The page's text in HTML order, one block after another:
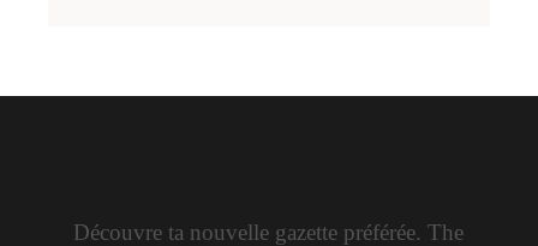
Découvre ta nouvelle gazette préférée. The